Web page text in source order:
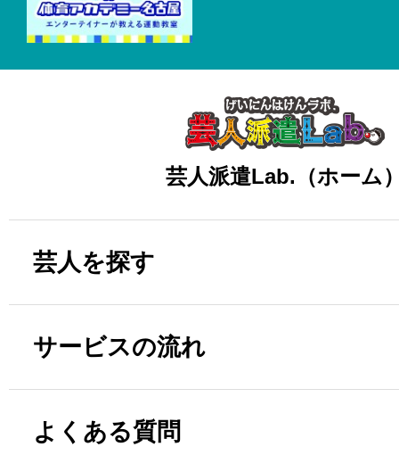
芸人派遣Lab.（ホーム
芸人を探す
サービスの流れ
よくある質問